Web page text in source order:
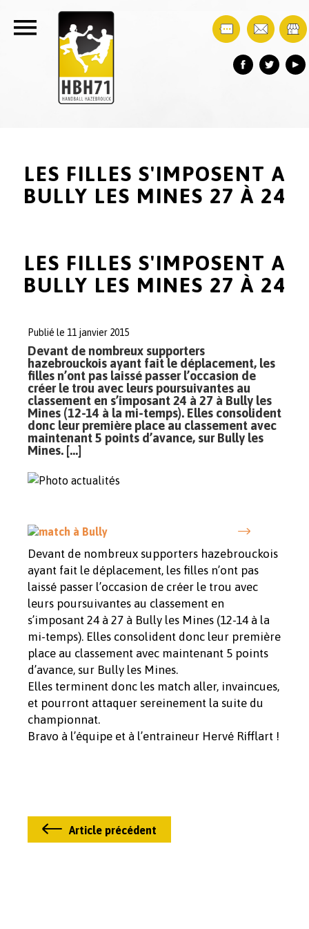
LES FILLES S'IMPOSENT A
BULLY LES MINES 27 À 24
LES FILLES S'IMPOSENT A
BULLY LES MINES 27 À 24
Publié le 11 janvier 2015
Devant de nombreux supporters
hazebrouckois ayant fait le déplacement, les
filles n’ont pas laissé passer l’occasion de
créer le trou avec leurs poursuivantes au
classement en s’imposant 24 à 27 à Bully les
Mines (12-14 à la mi-temps). Elles consolident
donc leur première place au classement avec
maintenant 5 points d’avance, sur Bully les
Mines. […]
Devant de nombreux supporters hazebrouckois
ayant fait le déplacement, les filles n’ont pas
laissé passer l’occasion de créer le trou avec
leurs poursuivantes au classement en
s’imposant 24 à 27 à Bully les Mines (12-14 à la
mi-temps). Elles consolident donc leur première
place au classement avec maintenant 5 points
d’avance, sur Bully les Mines.
Elles terminent donc les match aller, invaincues,
et pourront attaquer sereinement la suite du
championnat.
Bravo à l’équipe et à l’entraineur Hervé Rifflart !
Article précédent